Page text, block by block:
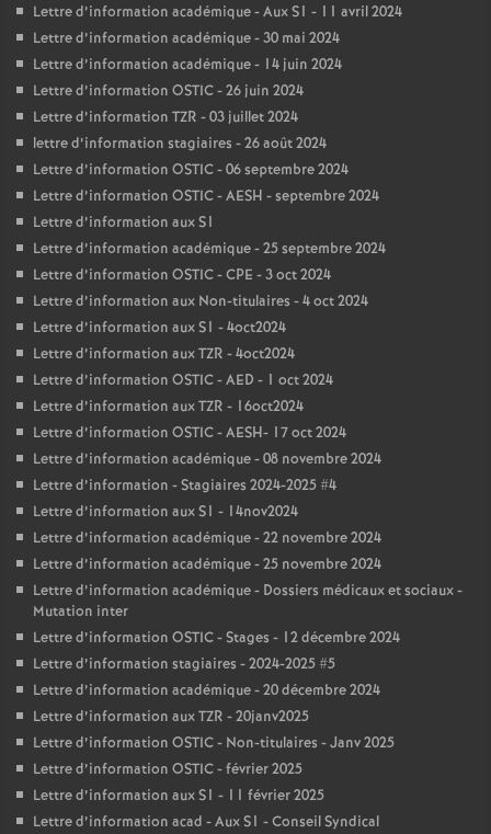
Lettre d’information académique - Aux S1 - 11 avril 2024
Lettre d’information académique - 30 mai 2024
Lettre d’information académique - 14 juin 2024
Lettre d’information OSTIC - 26 juin 2024
Lettre d’information TZR - 03 juillet 2024
lettre d’information stagiaires - 26 août 2024
Lettre d’information OSTIC - 06 septembre 2024
Lettre d’information OSTIC - AESH - septembre 2024
Lettre d’information aux S1
Lettre d’information académique - 25 septembre 2024
Lettre d’information OSTIC - CPE - 3 oct 2024
Lettre d’information aux Non-titulaires - 4 oct 2024
Lettre d’information aux S1 - 4oct2024
Lettre d’information aux TZR - 4oct2024
Lettre d’information OSTIC - AED - 1 oct 2024
Lettre d’information aux TZR - 16oct2024
Lettre d’information OSTIC - AESH- 17 oct 2024
Lettre d’information académique - 08 novembre 2024
Lettre d’information - Stagiaires 2024-2025 #4
Lettre d’information aux S1 - 14nov2024
Lettre d’information académique - 22 novembre 2024
Lettre d’information académique - 25 novembre 2024
Lettre d’information académique - Dossiers médicaux et sociaux -
Mutation inter
Lettre d’information OSTIC - Stages - 12 décembre 2024
Lettre d’information stagiaires - 2024-2025 #5
Lettre d’information académique - 20 décembre 2024
Lettre d’information aux TZR - 20janv2025
Lettre d’information OSTIC - Non-titulaires - Janv 2025
Lettre d’information OSTIC - février 2025
Lettre d’information aux S1 - 11 février 2025
Lettre d’information acad - Aux S1 - Conseil Syndical